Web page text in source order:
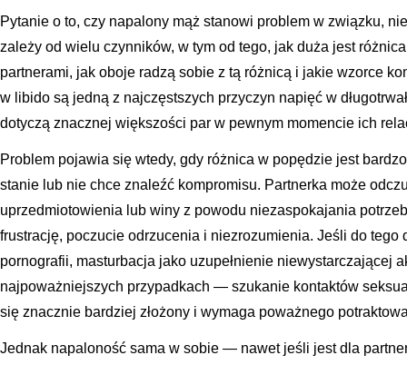
Pytanie o to, czy napalony mąż stanowi problem w związku,
zależy od wielu czynników, w tym od tego, jak duża jest
partnerami, jak oboje radzą sobie z tą różnicą i jakie wzorce
w libido są jedną z najczęstszych przyczyn napięć w
dotyczą znacznej większości par w pewnym momencie ich
Problem pojawia się wtedy, gdy różnica w popędzie jest
stanie lub nie chce znaleźć kompromisu. Partnerka może
uprzedmiotowienia lub winy z powodu niezaspokajania
frustrację, poczucie odrzucenia i niezrozumienia. Jeśli do tego
pornografii, masturbacja jako uzupełnienie niewystarczającej
najpoważniejszych przypadkach — szukanie kontaktów
się znacznie bardziej złożony i wymaga poważnego
Jednak napaloność sama w sobie — nawet jeśli jest dla